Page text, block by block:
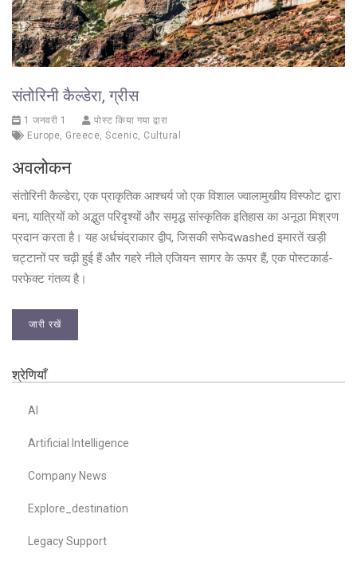
संतोरिनी कैल्डेरा, ग्रीस
1 जनवरी 1
पोस्ट किया गया द्वारा
Europe, Greece, Scenic, Cultural
अवलोकन
संतोरिनी कैल्डेरा, एक प्राकृतिक आश्चर्य जो एक विशाल ज्वालामुखीय विस्फोट द्वारा
बना, यात्रियों को अद्भुत परिदृश्यों और समृद्ध सांस्कृतिक इतिहास का अनूठा मिश्रण
प्रदान करता है। यह अर्धचंद्राकार द्वीप, जिसकी सफेदwashed इमारतें खड़ी
चट्टानों पर चढ़ी हुई हैं और गहरे नीले एजियन सागर के ऊपर हैं, एक पोस्टकार्ड-
परफेक्ट गंतव्य है।
जारी रखें
श्रेणियाँ
AI
Artificial Intelligence
Company News
Explore_destination
Legacy Support